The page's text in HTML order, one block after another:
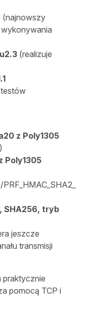
(najnowszy
(realizuje
z Poly1305
Poly1305
SHA256, tryb
jeszcze
transmisji
praktycznie
pomocą TCP i